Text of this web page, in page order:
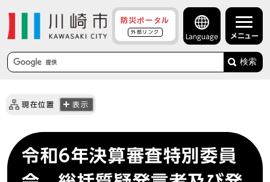
防災ポータル
外部リンク
Language メニュー
検索
現在位置 表示
令和6年決算審査特別委員